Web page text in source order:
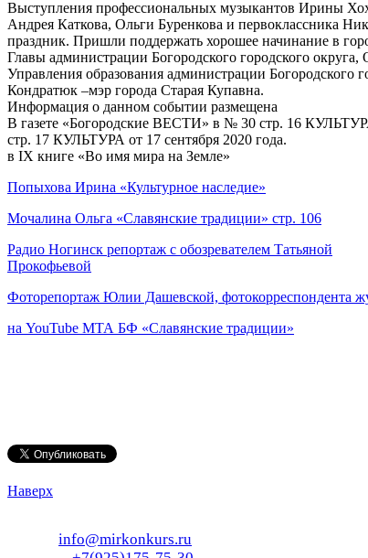
Выступления профессиональных музыкантов Ирины
Андрея Каткова, Ольги Буренкова и первоклассника
праздник. Пришли поддержать хорошее начинание в
Главы администрации Богородского городского
Управления образования администрации Богородского
Кондратюк –мэр города Старая Купавна.
Информация о данном событии размещена
В газете «Богородские ВЕСТИ» в № 30 стр. 16
стр. 17 КУЛЬТУРА от 17 сентября 2020 года.
в IX книге «Во имя мира на Земле»
Попыхова Ирина «Культурное наследие»
Мочалина Ольга «Славянские традиции» стр. 106
Радио Ногинск репортаж с обозревателем Татьяной
Прокофьевой
Фоторепортаж Юлии Дашевской, фотокорреспондента
на YouTube МТА БФ «Славянские традиции»
Наверх
info@mirkonkurs.ru